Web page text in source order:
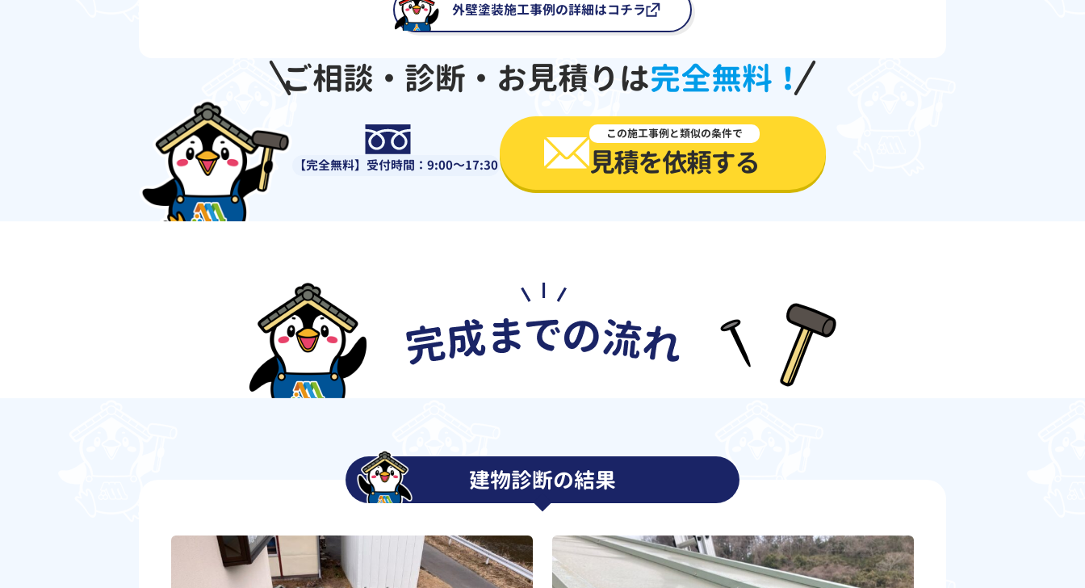
外壁塗装施工事例の詳細はコチラ
ご相談・診断・お見積りは完全無料！
【完全無料】受付時間：9:00～17:30
この施工事例と類似の条件で
見積を依頼する
建物診断の結果